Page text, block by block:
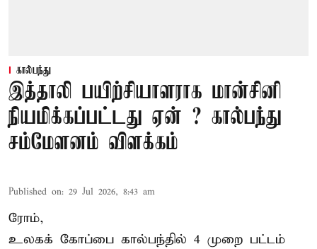
கால்பந்து
இத்தாலி பயிற்சியாளராக மான்சினி
நியமிக்கப்பட்டது ஏன் ? கால்பந்து
சம்மேளனம் விளக்கம்
Published on: 29 Jul 2026, 8:43 am
ரோம்,
உலகக் கோப்பை கால்பந்தில் 4 முறை பட்டம்